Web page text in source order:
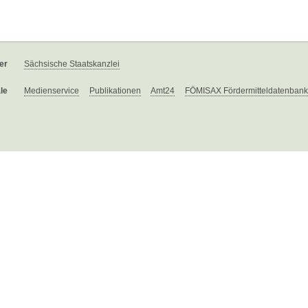
Sächsische Staatskanzlei
Medienservice Publikationen Amt24 FÖMISAX Fördermitteldatenbank